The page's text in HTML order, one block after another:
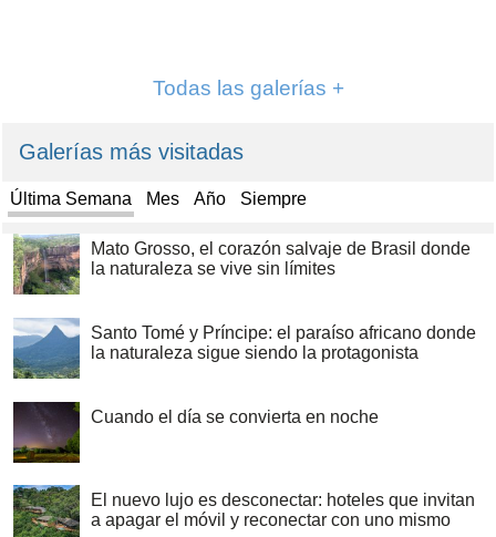
Todas las galerías +
Galerías más visitadas
Última Semana Mes Año Siempre
Mato Grosso, el corazón salvaje de Brasil donde
la naturaleza se vive sin límites
Santo Tomé y Príncipe: el paraíso africano donde
la naturaleza sigue siendo la protagonista
Cuando el día se convierta en noche
El nuevo lujo es desconectar: hoteles que invitan
a apagar el móvil y reconectar con uno mismo